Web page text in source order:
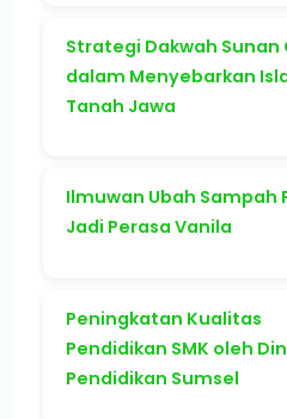
Strategi Dakwah Sunan
dalam Menyebarkan
Tanah Jawa
Ilmuwan Ubah Sampah
Jadi Perasa Vanila
Peningkatan Kualitas
Pendidikan SMK oleh
Pendidikan Sumsel